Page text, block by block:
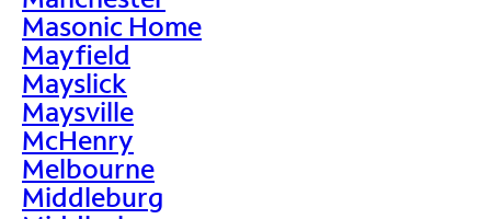
Masonic Home
Mayfield
Mayslick
Maysville
McHenry
Melbourne
Middleburg